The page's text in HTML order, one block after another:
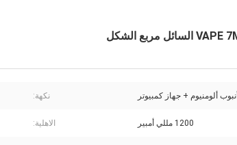
أنبوب ألومنيوم + جهاز كمبيوتر نكهة:
1200 مللي أمبير الاهلية: